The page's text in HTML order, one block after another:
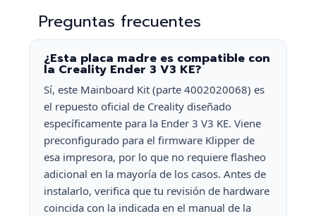
Preguntas frecuentes
¿Esta placa madre es compatible con
la Creality Ender 3 V3 KE?
Sí, este Mainboard Kit (parte 4002020068) es
el repuesto oficial de Creality diseñado
específicamente para la Ender 3 V3 KE. Viene
preconfigurado para el firmware Klipper de
esa impresora, por lo que no requiere flasheo
adicional en la mayoría de los casos. Antes de
instalarlo, verifica que tu revisión de hardware
coincida con la indicada en el manual de la